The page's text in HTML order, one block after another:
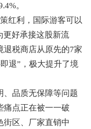
。
红利，国际游客可以
更好承接这股新流
退税商店从原先的7家
退”，极大提升了境
品质无保障等问题
痛点正在被一一破
街区、厂家直销中